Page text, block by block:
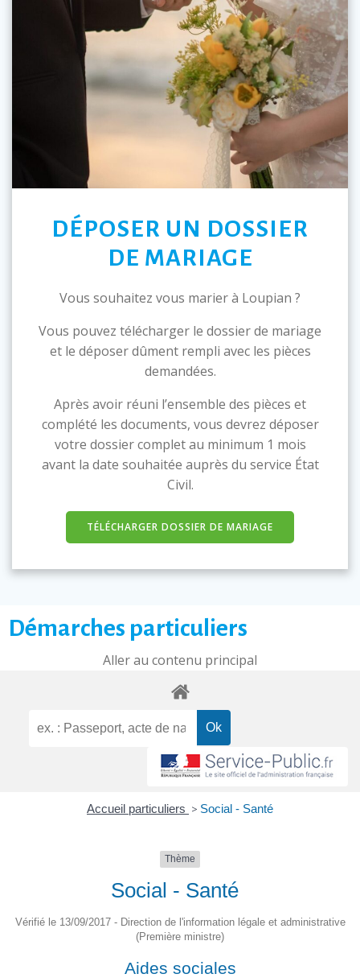
DÉPOSER UN DOSSIER
DE MARIAGE
Vous souhaitez vous marier à Loupian ?
Vous pouvez télécharger le dossier de mariage
et le déposer dûment rempli avec les pièces
demandées.
Après avoir réuni l’ensemble des pièces et
complété les documents, vous devrez déposer
votre dossier complet au minimum 1 mois
avant la date souhaitée auprès du service État
Civil.
TÉLÉCHARGER DOSSIER DE MARIAGE
Démarches particuliers
Aller au contenu principal
Accueil particuliers > Social - Santé
Thème
Social - Santé
Vérifié le 13/09/2017 - Direction de l'information légale et administrative
(Première ministre)
Aides sociales